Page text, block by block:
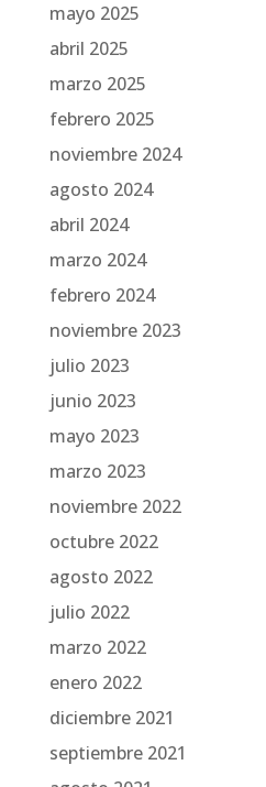
mayo 2025
abril 2025
marzo 2025
febrero 2025
noviembre 2024
agosto 2024
abril 2024
marzo 2024
febrero 2024
noviembre 2023
julio 2023
junio 2023
mayo 2023
marzo 2023
noviembre 2022
octubre 2022
agosto 2022
julio 2022
marzo 2022
enero 2022
diciembre 2021
septiembre 2021